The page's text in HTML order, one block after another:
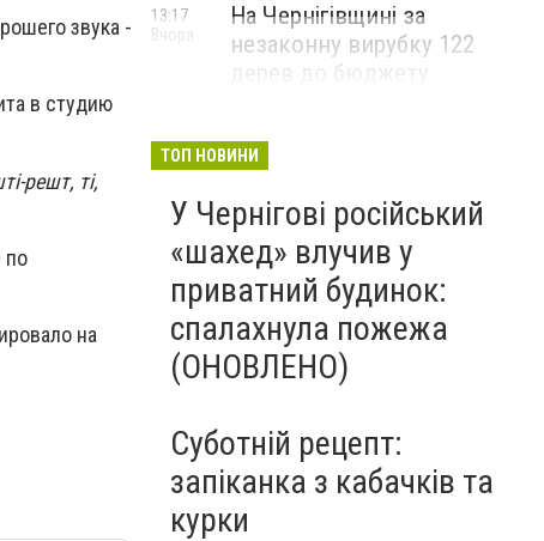
звука -
в студию
решт, ті,
по
на
На Чернігівщині за
незаконну вирубку 122
дерев до бюджету
13:17
Вчора
ТОП НОВИНИ
У Чернігові російський
«шахед» влучив у
приватний будинок:
спалахнула пожежа
(ОНОВЛЕНО)
Суботній рецепт:
запіканка з кабачків та
курки